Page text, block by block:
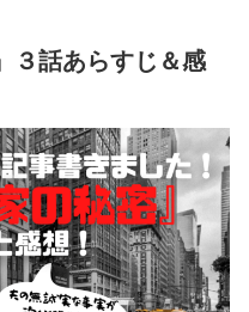
３話あらすじ＆感